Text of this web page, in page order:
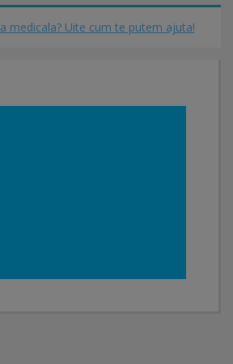
medicala? Uite cum te putem ajuta!